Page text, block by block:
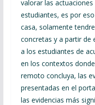
valorar las
estudiantes, es por
casa, solamente
concretas y a partir de
a los estudiantes de
en los contextos
remoto concluya, las
presentadas en el
las evidencias más